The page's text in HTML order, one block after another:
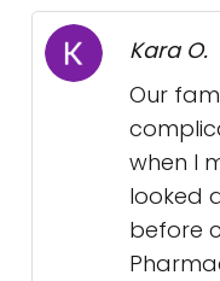
Kara O.
Our
when I
looked
before